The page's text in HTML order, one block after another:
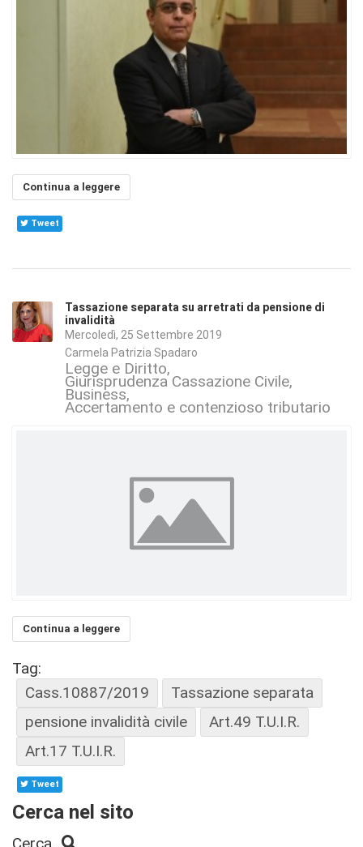
Continua a leggere
Tweet
Tassazione separata su arretrati da pensione di
invalidità
Mercoledì, 25 Settembre 2019
Carmela Patrizia Spadaro
Legge e Diritto
Giurisprudenza Cassazione Civile
Business
Accertamento e contenzioso tributario
Continua a leggere
Tag:
Cass.10887/2019
Tassazione separata
pensione invalidità civile
Art.49 T.U.I.R.
Art.17 T.U.I.R.
Tweet
Cerca nel sito